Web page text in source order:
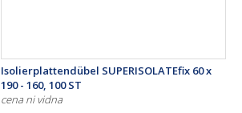
Isolierplattendübel SUPERISOLATEfix 60 x
190 - 160, 100 ST
cena ni vidna